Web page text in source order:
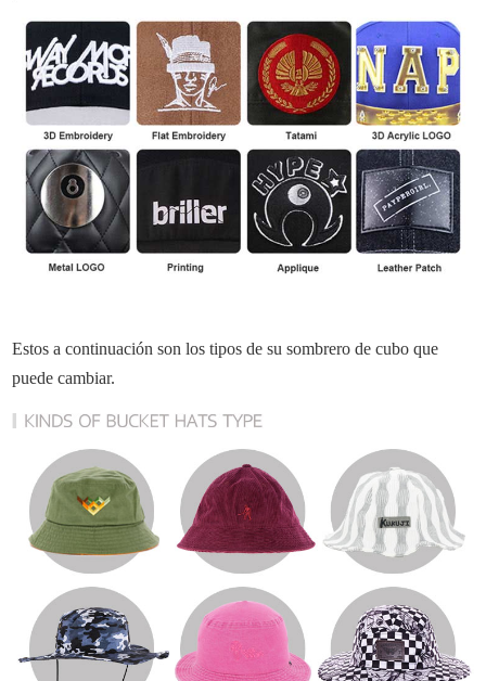
Estos a continuación son los tipos de su sombrero de cubo que
puede cambiar.